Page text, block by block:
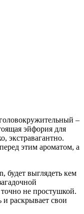
–
эйфория для
экстравагантно.
этим ароматом, а
будет выглядеть кем
не простушкой.
раскрывает свои